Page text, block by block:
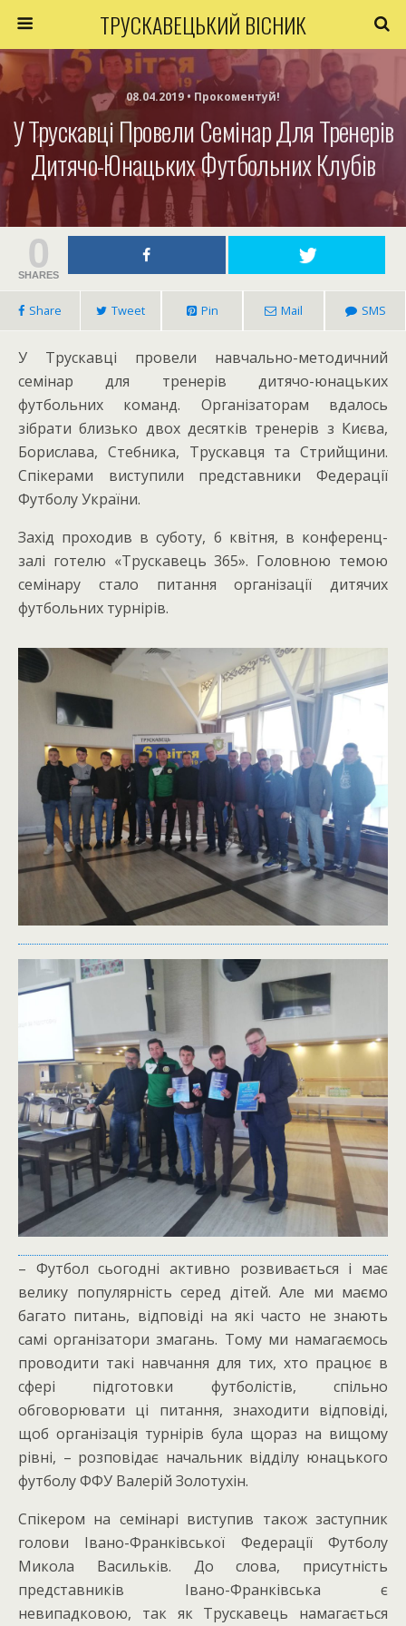
ТРУСКАВЕЦЬКИЙ ВІСНИК
08.04.2019 • Прокоментуй!
У Трускавці Провели Семінар Для Тренерів
Дитячо-Юнацьких Футбольних Клубів
0
SHARES
Share Tweet Pin Mail SMS
У Трускавці провели навчально-методичний
семінар для тренерів дитячо-юнацьких
футбольних команд. Організаторам вдалось
зібрати близько двох десятків тренерів з Києва,
Борислава, Стебника, Трускавця та Стрийщини.
Спікерами виступили представники Федерації
Футболу України.
Захід проходив в суботу, 6 квітня, в конференц-
залі готелю «Трускавець 365». Головною темою
семінару стало питання організації дитячих
футбольних турнірів.
– Футбол сьогодні активно розвивається і має
велику популярність серед дітей. Але ми маємо
багато питань, відповіді на які часто не знають
самі організатори змагань. Тому ми намагаємось
проводити такі навчання для тих, хто працює в
сфері підготовки футболістів, спільно
обговорювати ці питання, знаходити відповіді,
щоб організація турнірів була щораз на вищому
рівні, – розповідає начальник відділу юнацького
футболу ФФУ Валерій Золотухін.
Спікером на семінарі виступив також заступник
голови Івано-Франківської Федерації Футболу
Микола Васильків. До слова, присутність
представників Івано-Франківська є
невипадковою, так як Трускавець намагається